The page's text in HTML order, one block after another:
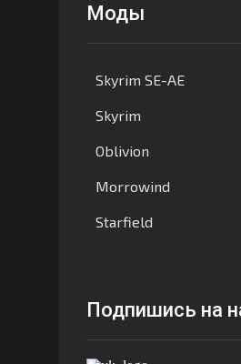
Моды
Skyrim SE-AE
Skyrim
Oblivion
Morrowind
Starfield
Подпишись на